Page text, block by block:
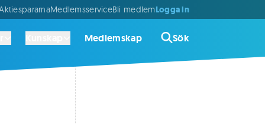
MedlemsserviceBli medlemLogga in
Medlemskap Sök